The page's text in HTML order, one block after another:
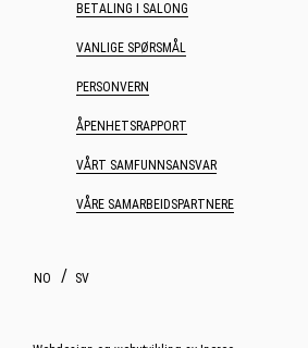
BETALING I SALONG
VANLIGE SPØRSMÅL
PERSONVERN
ÅPENHETSRAPPORT
VÅRT SAMFUNNSANSVAR
VÅRE SAMARBEIDSPARTNERE
NO SV